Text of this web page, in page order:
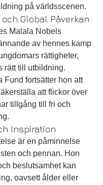
på världsscenen.
Global Påverkan
Malala Nobels
av hennes kamp
rättigheter,
rätt till utbildning.
Fund fortsätter hon att
att flickor över
tillgång till fri och
Inspiration
är en påminnelse
och pennan. Hon
beslutsamhet kan
oavsett ålder eller